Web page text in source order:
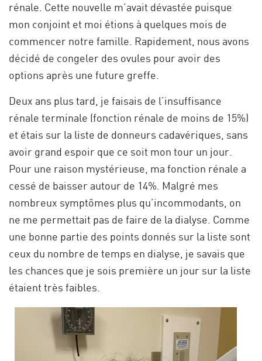
rénale. Cette nouvelle m’avait dévastée puisque
mon conjoint et moi étions à quelques mois de
commencer notre famille. Rapidement, nous avons
décidé de congeler des ovules pour avoir des
options après une future greffe.
Deux ans plus tard, je faisais de l’insuffisance
rénale terminale (fonction rénale de moins de 15%)
et étais sur la liste de donneurs cadavériques, sans
avoir grand espoir que ce soit mon tour un jour.
Pour une raison mystérieuse, ma fonction rénale a
cessé de baisser autour de 14%. Malgré mes
nombreux symptômes plus qu’incommodants, on
ne me permettait pas de faire de la dialyse. Comme
une bonne partie des points donnés sur la liste sont
ceux du nombre de temps en dialyse, je savais que
les chances que je sois première un jour sur la liste
étaient très faibles.